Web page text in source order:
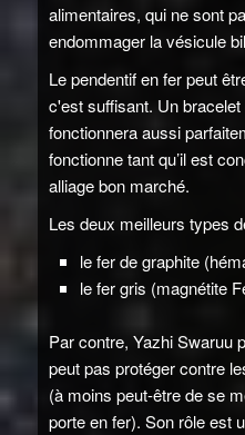
alimentaires, qui ne sont
endommager la vésicule
Le pendentif en fer peut
c'est suffisant. Un
fonctionnera aussi
fonctionne tant qu’il est
alliage bon marché.
Les deux meilleurs types
le fer de graphite
le fer gris (magnétite
Par contre, Yazhi Swaruu
peut pas protéger contre
(à moins peut-être de se
porte en fer). Son rôle est